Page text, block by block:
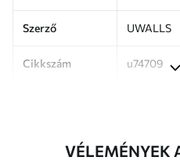
Szerző UWALLS
Cikkszám u74709
VÉLEMÉNYEK